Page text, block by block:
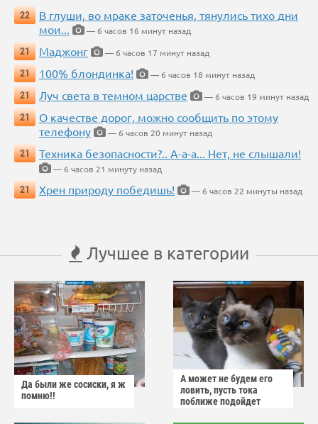
22
В глуши, во мраке заточенья, тянулись тихо дни
мои...
— 6 часов 16 минут назад
21
Маджонг
— 6 часов 17 минут назад
21
100% блондинка!
— 6 часов 18 минут назад
21
Луч света в темном царстве
— 6 часов 19 минут назад
21
О качестве дорог, можно сообщить по этому
телефону
— 6 часов 20 минут назад
21
Техника безопасности?.. А-а-а... Нет, не слышали!
— 6 часов 21 минуту назад
21
Хрен природу победишь! — 6 часов 22 минуты назад
Лучшее в категории
Да были же сосиски, я ж
помню!!
А может не будем его
ловить, пусть тока
поближе подойдет